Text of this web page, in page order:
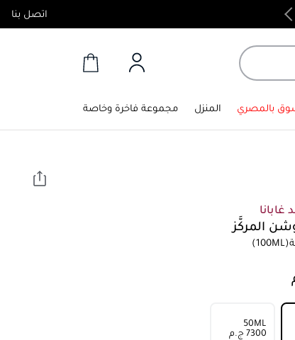
اتصل بنا
بالمصري المنزل مجموعة فاخرة وخاصة
المركَّز
(100ML)
50ML
⁦7300⁩ ج.م